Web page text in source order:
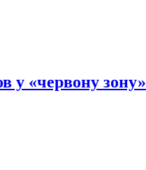
у «червону зону»